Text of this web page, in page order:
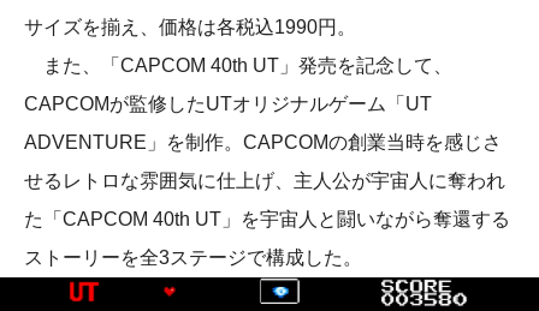
サイズを揃え、価格は各税込1990円。
また、「CAPCOM 40th UT」発売を記念して、
CAPCOMが監修したUTオリジナルゲーム「UT
ADVENTURE」を制作。CAPCOMの創業当時を感じさ
せるレトロな雰囲気に仕上げ、主人公が宇宙人に奪われ
た「CAPCOM 40th UT」を宇宙人と闘いながら奪還する
ストーリーを全3ステージで構成した。